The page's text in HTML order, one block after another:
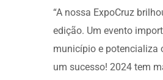
“A nossa ExpoCruz
edição. Um evento
município e potencializa
um sucesso! 2024 tem